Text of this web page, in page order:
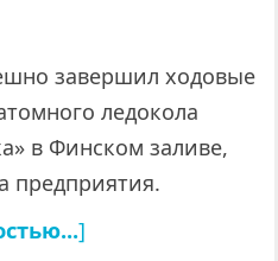
завершил ходовые
ледокола
в Финском заливе,
предприятия.
]